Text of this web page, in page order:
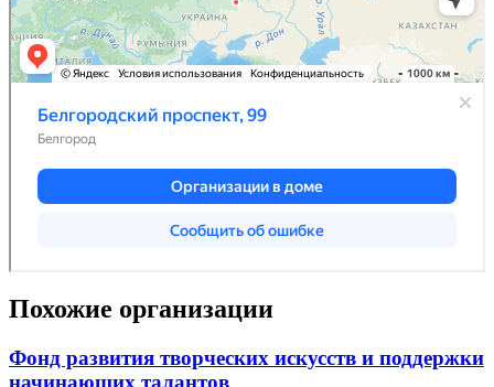
Похожие организации
Фонд развития творческих искусств и поддержки
начинающих талантов